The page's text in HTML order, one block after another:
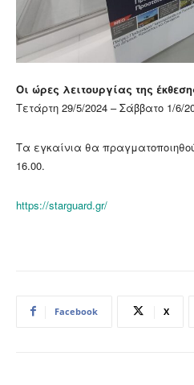
Οι ώρες λειτουργίας της
Τετάρτη 29/5/2024 – Σάββατο 1/6/
Τα εγκαίνια θα
16.00.
https://starguard.gr/
Facebook X